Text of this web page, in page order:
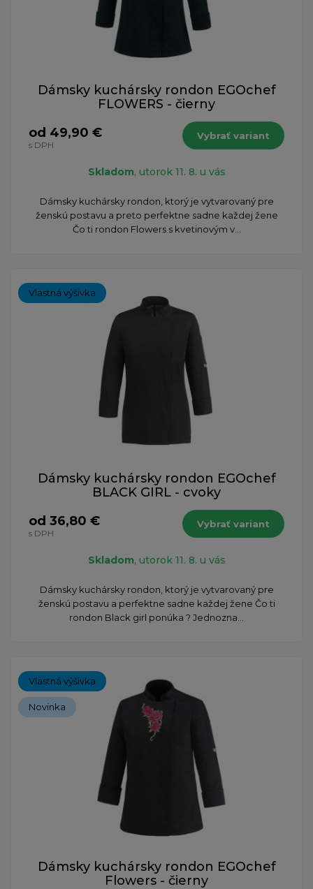
Dámsky kuchársky rondon EGOchef
FLOWERS - čierny
od 49,90 €
s DPH
Vybrať variant
Skladom, utorok 11. 8. u vás
Dámsky kuchársky rondon, ktorý je vytvarovaný pre
ženskú postavu a preto perfektne sadne každej žene
Čo ti rondon Flowers s kvetinovým v...
Vlastná výšivka
Dámsky kuchársky rondon EGOchef
BLACK GIRL - cvoky
od 36,80 €
s DPH
Vybrať variant
Skladom, utorok 11. 8. u vás
Dámsky kuchársky rondon, ktorý je vytvarovaný pre
ženskú postavu a perfektne sadne každej žene Čo ti
rondon Black girl ponúka ? Jednozna...
Vlastná výšivka
Novinka
Dámsky kuchársky rondon EGOchef
Flowers - čierny